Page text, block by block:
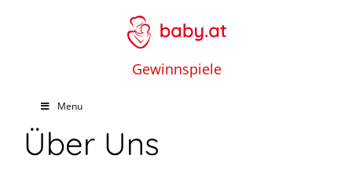
Gewinnspiele
Menu
Über Uns